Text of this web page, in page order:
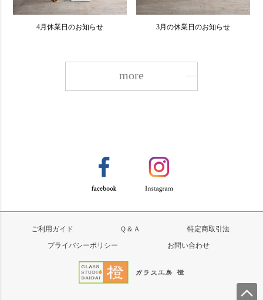
4月休業日のお知らせ 3月の休業日のお知らせ
more
ご利用ガイド Ｑ＆Ａ
特定商取引法
プライバシーポリシー
お問い合わせ